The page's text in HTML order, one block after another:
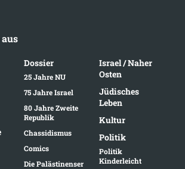
Dossier
25 Jahre NU
75 Jahre Israel
80 Jahre Zweite
Republik
Chassidismus
Comics
Die Palästinenser
Israel / Naher
Osten
Jüdisches
Leben
Kultur
Politik
Politik
Kinderleicht